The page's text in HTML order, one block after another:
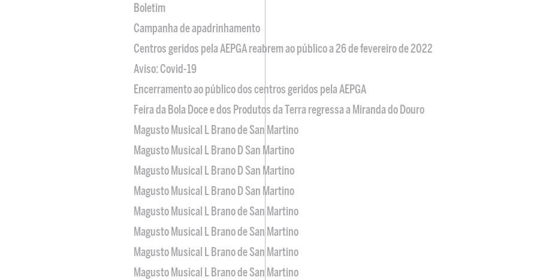
Boletim
Campanha de apadrinhamento
Centros geridos pela AEPGA reabrem ao público a 26 de fevereiro de 2022
Aviso: Covid-19
Encerramento ao público dos centros geridos pela AEPGA
Feira da Bola Doce e dos Produtos da Terra regressa a Miranda do Douro
Magusto Musical L Brano de San Martino
Magusto Musical L Brano D San Martino
Magusto Musical L Brano D San Martino
Magusto Musical L Brano D San Martino
Magusto Musical L Brano de San Martino
Magusto Musical L Brano de San Martino
Magusto Musical L Brano de San Martino
Magusto Musical L Brano de San Martino